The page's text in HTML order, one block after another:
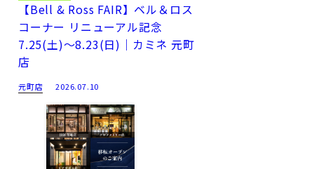
【Bell & Ross FAIR】ベル＆ロス
コーナー リニューアル記念
7.25(土)～8.23(日)｜カミネ 元町
店
元町店 2026.07.10